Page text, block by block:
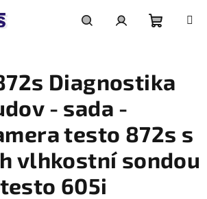
košík
Diagnostika
- sada -
testo 872s s
vlhkostní sondou
testo 605i